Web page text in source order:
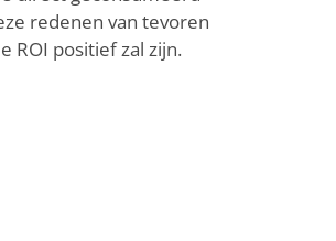
redenen van tevoren
ROI positief zal zijn.